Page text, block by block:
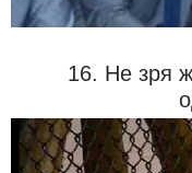
16. Не зря